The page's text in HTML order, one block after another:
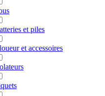
et piles
et accessoires